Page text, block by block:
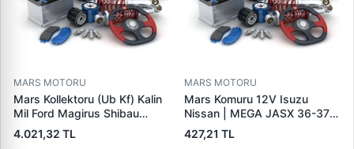
MARS MOTORU
Mars Kollektoru (Ub Kf) Kalin
Mil Ford Magirus Shibau
TM30 Steyr | MAKO
72313641 | OEM 72313641
4.021,32 TL
MARS MOTORU
Mars Komuru 12V Isuzu
Nissan | MEGA JASX 36-37 |
OEM JASX36-37
427,21 TL